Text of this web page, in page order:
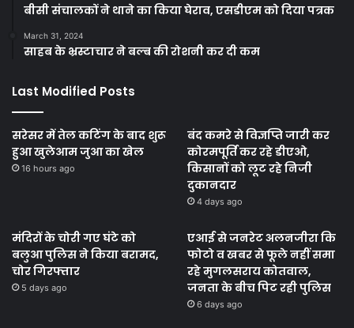
बीसी संचालकों ने थाने का किया घेराव, एसडीएम को दिया पत्रक
March 31, 2024
साहब के भ्रस्टाचार ने बल्ब की रोशनी कर दी कम
Last Modified Posts
सरेसर में तेल कटिंग के बाद शुरू
हुआ खुलेआम जुआ का खेल
16 hours ago
बंद कमरे से विज्ञप्ति जारी कर
कोरमपूर्ति कर रहे डीएओ,
किसानों को लूट रहे निजी
दुकानदार
4 days ago
मंदिरों के चोरी गए घंटे को
बलुआ पुलिस ने किया बरामद,
चोर गिरफ्तार
5 days ago
एआई से जनरेट अलनजीरा कि
फोटो व खबर से फूले नहीं समा
रहे मुगलसराय कोतवाल,
जनता के बीच पिट रही पुलिस
6 days ago